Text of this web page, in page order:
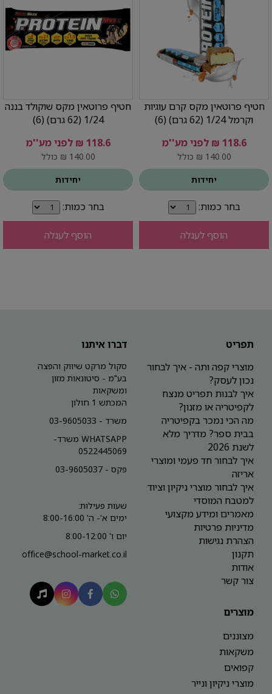
חטיף פרוטאין מקס קרם עוגיות
וקרמל 1/24 (62 גרם) (6)
118.6 ₪ לפני מע''מ
140.00 ₪ כולל
יחידות
בחר כמות:
הוסף לעגלה
חטיף פרוטאין מקס שוקולד בננה
1/24 (62 גרם) (6)
118.6 ₪ לפני מע''מ
140.00 ₪ כולל
יחידות
בחר כמות:
הוסף לעגלה
דברו איתנו
סקול מרקט שיווק והפצה
בע"מ - סיטונאות מזון
ומשקאות
המכתש 1 חולון
משרד - 03-9605033
WHATSAPP משרד-
0522445069
פקס - 03-9605037
שעות פעילות:
ימים א'- ה' 8:00-16:00
יום ו' 8:00-12:00
office@school-market.co.il
תפריט
מוצרי קפה ותה - איך לבחור
נכון לעסק?
איך לבנות תפריט מנצח
לקפיטריה או מזנון?
מה הכי נמכר בקפיטריה
בבית ספר? מדריך מלא
לשנת 2026
איך לבחור חד פעמי ומוצרי
אריזה
איך לבחור מוצרי ניקיון וציוד
למטבח המוסדי
מאמרים ומידע מקצועי
מדיניות פרטיות
הצהרת נגישות
תקנון
אודות
צור קשר
מוצרים
מצוננים
משקאות
קפואים
מוצרי ניקיון ונייר